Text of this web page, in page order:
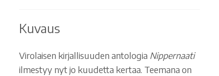
Kuvaus
Virolaisen kirjallisuuden antologia Nippernaati
ilmestyy nyt jo kuudetta kertaa. Teemana on